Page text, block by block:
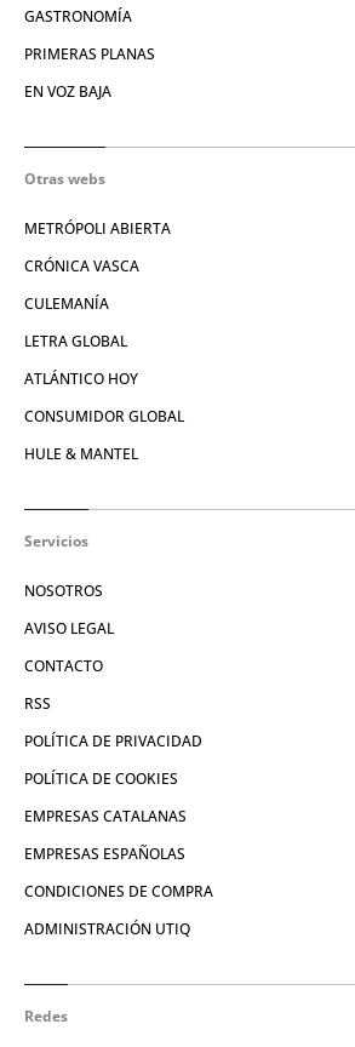
GASTRONOMÍA
PRIMERAS PLANAS
EN VOZ BAJA
Otras webs
METRÓPOLI ABIERTA
CRÓNICA VASCA
CULEMANÍA
LETRA GLOBAL
ATLÁNTICO HOY
CONSUMIDOR GLOBAL
HULE & MANTEL
Servicios
NOSOTROS
AVISO LEGAL
CONTACTO
RSS
POLÍTICA DE PRIVACIDAD
POLÍTICA DE COOKIES
EMPRESAS CATALANAS
EMPRESAS ESPAÑOLAS
CONDICIONES DE COMPRA
ADMINISTRACIÓN UTIQ
Redes